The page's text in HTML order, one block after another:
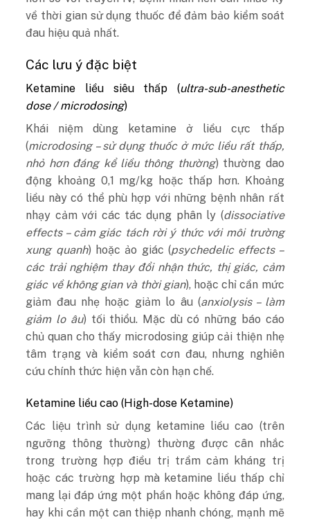
về thời gian sử dụng thuốc để đảm bảo kiểm soát
đau hiệu quả nhất.
Các lưu ý đặc biệt
Ketamine liều siêu thấp (ultra-sub-anesthetic
dose / microdosing)
Khái niệm dùng ketamine ở liều cực thấp
(microdosing – sử dụng thuốc ở mức liều rất thấp,
nhỏ hơn đáng kể liều thông thường) thường dao
động khoảng 0,1 mg/kg hoặc thấp hơn. Khoảng
liều này có thể phù hợp với những bệnh nhân rất
nhạy cảm với các tác dụng phân ly (dissociative
effects – cảm giác tách rời ý thức với môi trường
xung quanh) hoặc ảo giác (psychedelic effects –
các trải nghiệm thay đổi nhận thức, thị giác, cảm
giác về không gian và thời gian), hoặc chỉ cần mức
giảm đau nhẹ hoặc giảm lo âu (anxiolysis – làm
giảm lo âu) tối thiổu. Mặc dù có những báo cáo
chủ quan cho thấy microdosing giúp cải thiện nhẹ
tâm trạng và kiểm soát cơn đau, nhưng nghiên
cứu chính thức hiện vẫn còn hạn chế.
Ketamine liều cao (High-dose Ketamine)
Các liệu trình sử dụng ketamine liều cao (trên
ngưỡng thông thường) thường được cân nhắc
trong trường hợp điều trị trầm cảm kháng trị
hoặc các trường hợp mà ketamine liều thấp chỉ
mang lại đáp ứng một phần hoặc không đáp ứng,
hay khi cần một can thiệp nhanh chóng, mạnh mẽ